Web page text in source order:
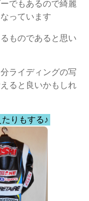
でもあるので綺麗
っています
ものであると思い
ライディングの写
ると良いかもしれ
りもする♪